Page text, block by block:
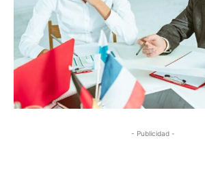
- Publicidad -